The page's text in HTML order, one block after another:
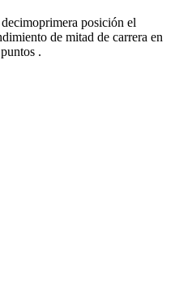
posición el
de mitad de carrera en
.